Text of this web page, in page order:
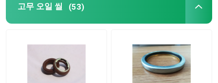
가공 금속 부품
금속 담합과 잠그개
고무 오일 씰 (53)